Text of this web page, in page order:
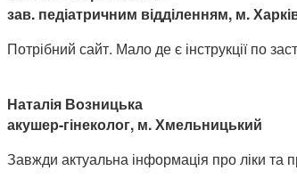
зав. педіатричним відділенням, м.
Потрібний сайт. Мало де є інструкції по
Наталія Возницька
акушер-гінеколог, м. Хмельницький
Завжди актуальна інформація про ліки та